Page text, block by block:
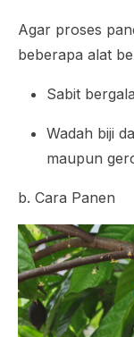
Agar proses
beberapa alat
Sabit
Wadah biji
maupun
b. Cara Panen